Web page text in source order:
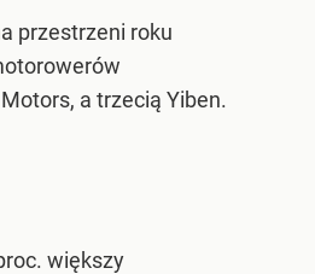
przestrzeni roku
a trzecią Yiben.
większy